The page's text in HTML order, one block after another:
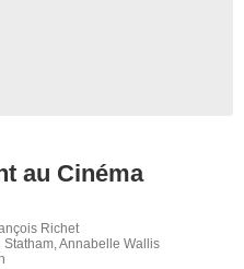
au Cinéma
Richet
Statham, Annabelle Wallis